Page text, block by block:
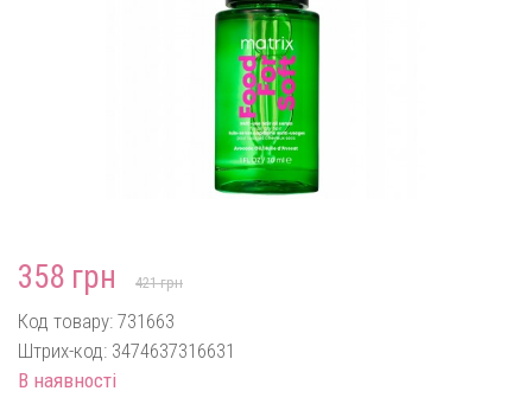
358 грн 421 грн
Код товару: 731663
Штрих-код: 3474637316631
В наявності